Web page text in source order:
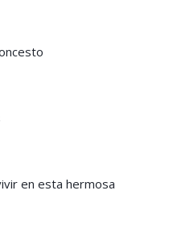
en esta hermosa